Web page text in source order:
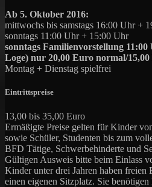
Ab 5. Oktober 2016:
mittwochs bis samstags 16:00 Uhr +
sonntags 11:00 Uhr + 15:00 Uhr
sonntags Familienvorstellung
Loge) nur 20,00 Euro normal/
Montag + Dienstag spielfrei
Eintrittspreise
13,00 bis 35,00 Euro
Ermäßigte Preise gelten für Kinder
sowie Schüler, Studenten bis zum
BFD Tätige, Schwerbehinderte und
Gültigen Ausweis bitte beim Einlass
Kinder unter drei Jahren haben freien
einen eigenen Sitzplatz. Sie